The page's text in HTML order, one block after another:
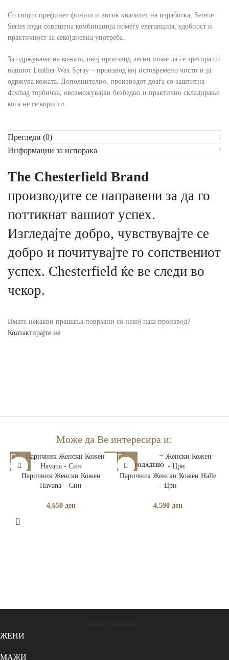
Со својот префинет финиш и висок квалитет на изработка, Serene
Series нуди совршена комбинација помеѓу елеганција, удобност и
практичност за секојдневна употреба.
За одржување на кожата, овој производ лесно може да се третира со
нашиот Leather Wax Spray – производ кој истовремено чисти и ја
одржува кожата. Дополнително, производот доаѓа со заштитна
dustbag торбичка, овозможувајќи безбедно и практично складирање
кога не се користи.
Прегледи (0)
Информации за испорака
The Chesterfield Brand
производите се направени за да го
поттикнат вашиот успех.
Изгледајте добро, чувствувајте се
добро и почитувајте го сопствениот
успех. Chesterfield ќе ве следи во
чекор.
Имате некакви прашања поврзани со некој наш производ?
Контактирајте не
Може да Ве интересира и:
Паричник Женски Кожен
Havana – Син
4,650 ден
РАСПРОДАДЕНО
Паричник Женски Кожен Halle
– Црн
4,590 ден
ЖЕНИ
МАЖИ